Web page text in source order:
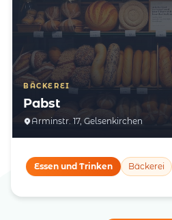
BÄCKEREI
Pabst
Arminstr. 17, Gelsenkirchen
Essen und Trinken Bäckerei